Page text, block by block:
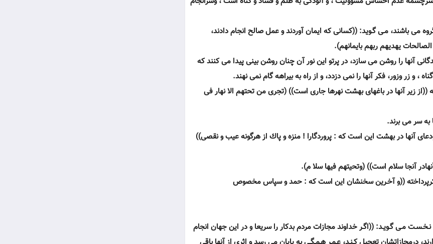
مى باشند، مـى گـويد: ((كسانى كه ايمان آوردند و عمل صالح انجام دادند،
يهديهم ربهم بايمانهم).
آنها را روشن مى سازد، در پرتو اين نور آن چنان روشن بينى پيدا مى كنند كه
و زر وزور، فكر آنها را نمى دزدد، و از راه به بيراهه گام نمى نهند.
زير آنها در باغهاى بهشت نهرها جارى است)) (تجرى من تحتهم الا نهار فى
به سر مى برند.
آنها در بهشت اين است كه : پروردگارا ! منزه و پاك از هرگونه عيب و نقصى))
آنجا سلام است)) (وتحيتهم فيها سلا م).
به شكرپرداخته ((و آخـرين سخنشان اين است كه : حمد و سپاس مخصوص
مـى گـويـد: ((اگـر خداوند مجازات مردم بدكار را سريعا و در اين جهان انجام